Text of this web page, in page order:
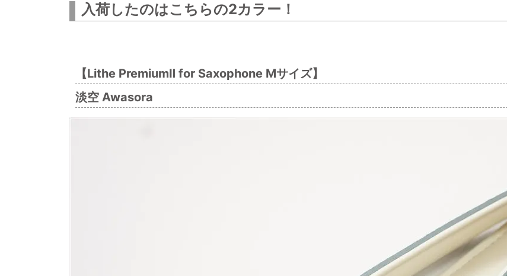
入荷したのはこちらの2カラー！
【Lithe PremiumⅡ for Saxophone Mサイズ】
淡空 Awasora